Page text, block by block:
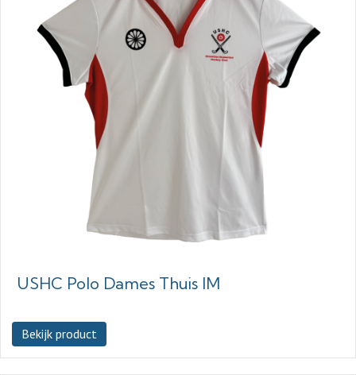
USHC Polo Dames Thuis IM
Bekijk product